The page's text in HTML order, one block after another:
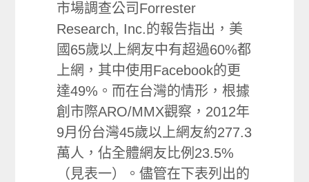
市場調查公司Forrester
Research, Inc.的報告指出，美
國65歲以上網友中有超過60%都
上網，其中使用Facebook的更
達49%。而在台灣的情形，根據
創市際ARO/MMX觀察，2012年
9月份台灣45歲以上網友約277.3
萬人，佔全體網友比例23.5%
（見表一）。儘管在下表列出的